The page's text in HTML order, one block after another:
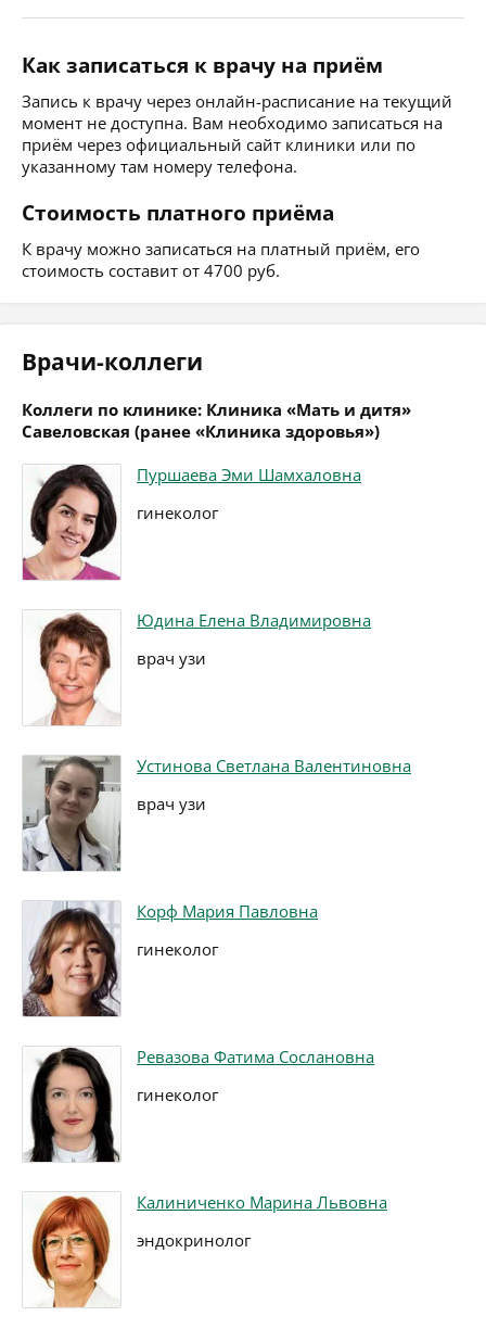
Как записаться к врачу на приём
Запись к врачу через онлайн-расписание на текущий
момент не доступна. Вам необходимо записаться на
приём через официальный сайт клиники или по
указанному там номеру телефона.
Стоимость платного приёма
К врачу можно записаться на платный приём, его
стоимость составит от 4700 руб.
Врачи-коллеги
Коллеги по клинике: Клиника «Мать и дитя»
Савеловская (ранее «Клиника здоровья»)
Пуршаева Эми Шамхаловна
гинеколог
Юдина Елена Владимировна
врач узи
Устинова Светлана Валентиновна
врач узи
Корф Мария Павловна
гинеколог
Ревазова Фатима Сослановна
гинеколог
Калиниченко Марина Львовна
эндокринолог